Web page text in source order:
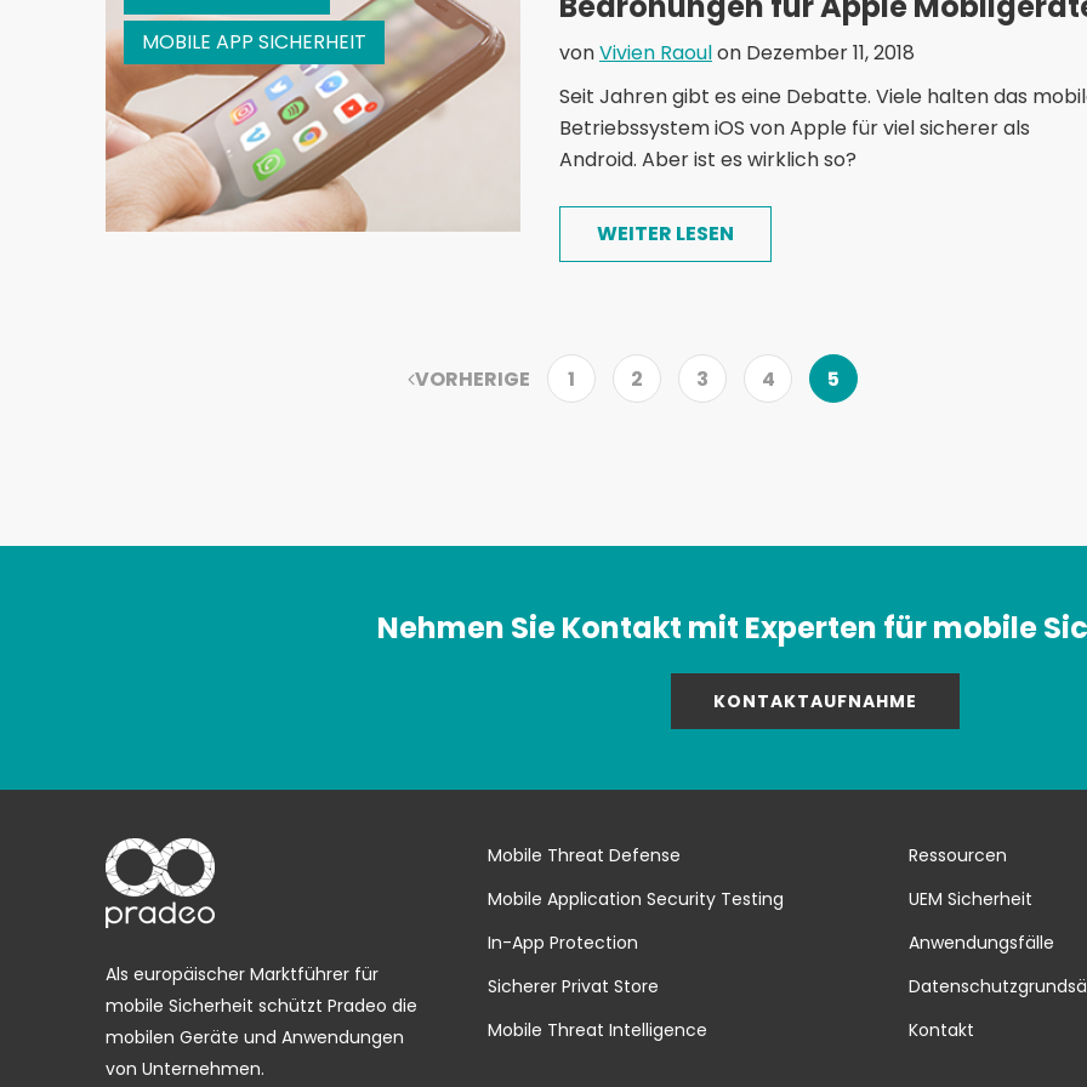
MOBILE APP SICHERHEIT
vonVivien Raoulon Dezember 11, 2018
Seit Jahren gibt es eine Debatte. Viele halten das
Betriebssystem iOS von Apple für viel sicherer als
Android. Aber ist es wirklich so?
WEITER LESEN
VORHERIGE 1 2 3 4 5
Nehmen Sie Kontakt mit Experten für mobile
KONTAKTAUFNAHME
Als europäischer Marktführer für
mobile Sicherheit schützt Pradeo die
mobilen Geräte und Anwendungen
von Unternehmen.
Ressourcen
UEM Sicherheit
Anwendungsfälle
Kontakt
Mobile Threat Defense
Mobile Application Security Testing
In-App Protection
Sicherer Privat Store
Mobile Threat Intelligence